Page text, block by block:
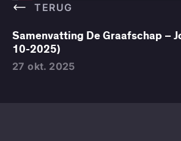
TERUG
Samenvatting De Graafschap –
10-2025)
27 okt. 2025